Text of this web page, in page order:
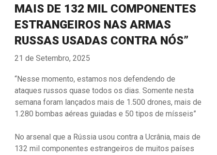
MAIS DE 132 MIL COMPONENTES
ESTRANGEIROS NAS ARMAS
RUSSAS USADAS CONTRA NÓS”
21 de Setembro, 2025
“Nesse momento, estamos nos defendendo de
ataques russos quase todos os dias. Somente nesta
semana foram lançados mais de 1.500 drones, mais de
1.280 bombas aéreas guiadas e 50 tipos de mísseis”
No arsenal que a Rússia usou contra a Ucrânia, mais de
132 mil componentes estrangeiros de muitos países